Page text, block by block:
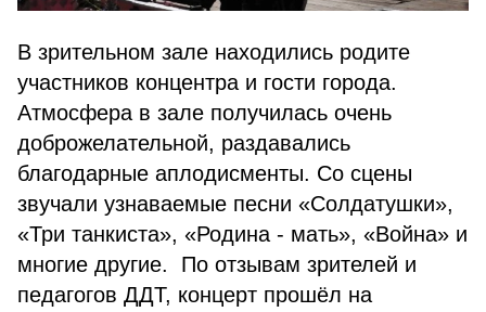
В зрительном зале находились родите
участников концентра и гости города.
Атмосфера в зале получилась очень
доброжелательной, раздавались
благодарные аплодисменты. Со сцены
звучали узнаваемые песни «Солдатушки»,
«Три танкиста», «Родина - мать», «Война» и
многие другие. По отзывам зрителей и
педагогов ДДТ, концерт прошёл на